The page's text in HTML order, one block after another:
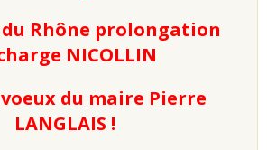
Rhône prolongation
NICOLLIN
du maire Pierre
LANGLAIS !